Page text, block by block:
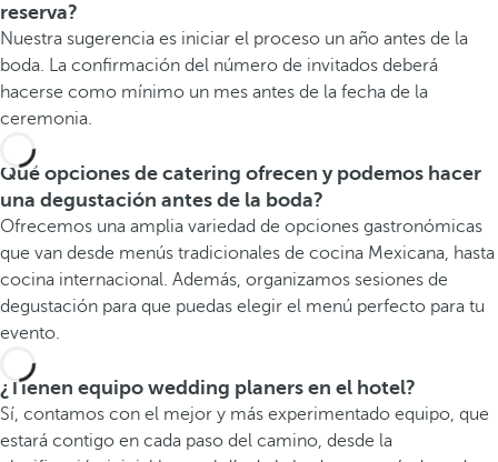
reserva?
Nuestra sugerencia es iniciar el proceso un año antes de la
boda. La confirmación del número de invitados deberá
hacerse como mínimo un mes antes de la fecha de la
ceremonia.
Qué opciones de catering ofrecen y podemos hacer
una degustación antes de la boda?
Ofrecemos una amplia variedad de opciones gastronómicas
que van desde menús tradicionales de cocina Mexicana, hasta
cocina internacional. Además, organizamos sesiones de
degustación para que puedas elegir el menú perfecto para tu
evento.
¿Tienen equipo wedding planers en el hotel?
Sí, contamos con el mejor y más experimentado equipo, que
estará contigo en cada paso del camino, desde la